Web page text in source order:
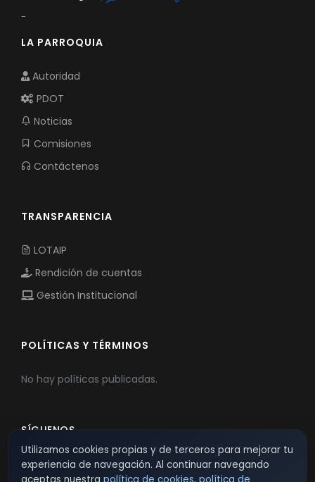
-
LA PARROQUIA
Autoridad
PDOT
Noticias
Comisiones
Contáctenos
TRANSPARENCIA
LOTAIP
Rendición de cuentas
Gestión Institucional
POLÍTICAS Y TÉRMINOS
No hay políticas publicadas.
SÍGUENOS
Utilizamos cookies propias y de terceros para mejorar tu
experiencia de navegación. Al continuar navegando